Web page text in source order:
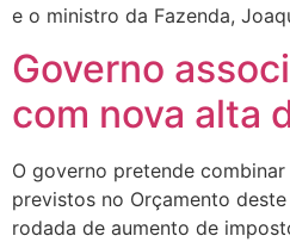
e o ministro da Fazenda,
Governo
com nova alta
O governo pretende
previstos no Orçamento
rodada de aumento de